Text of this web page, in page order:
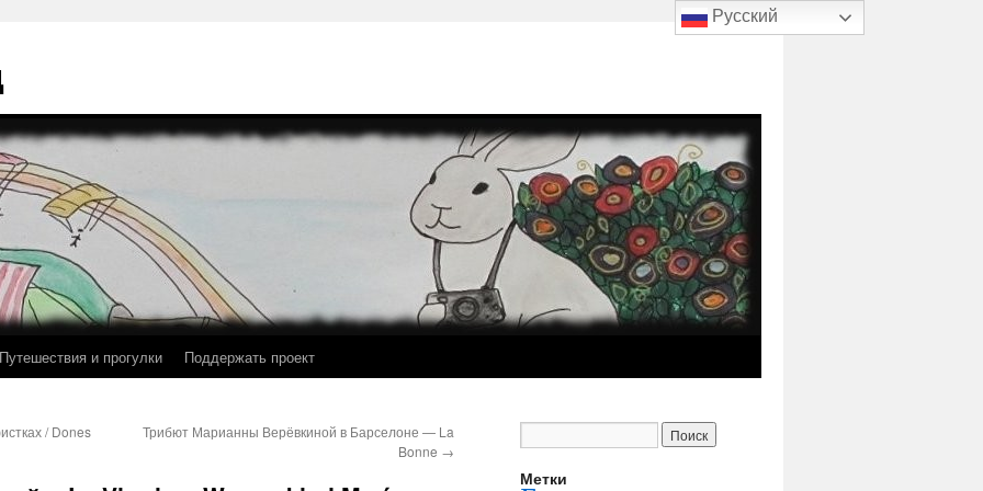
Путешествия и прогулки Поддержать проект
/ Dones
Трибют Марианны Верёвкиной в Барселоне — La
Bonne →
Метки
Русский